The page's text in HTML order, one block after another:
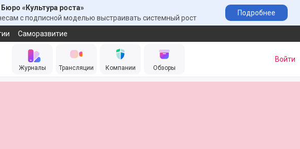
Бюро «Культура роста»
с подписной моделью выстраивать системный рост
Подробнее
Саморазвитие
Журналы Трансляции Компании Обзоры
Войти